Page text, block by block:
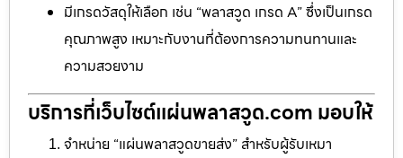
มีเกรดวัสดุให้เลือก เช่น “พลาสวูด เกรด A” ซึ่งเป็นเกรด
คุณภาพสูง เหมาะกับงานที่ต้องการความทนทานและ
ความสวยงาม
บริการที่เว็บไซต์แผ่นพลาสวูด.com มอบให้
จำหน่าย “แผ่นพลาสวูดขายส่ง” สำหรับผู้รับเหมา